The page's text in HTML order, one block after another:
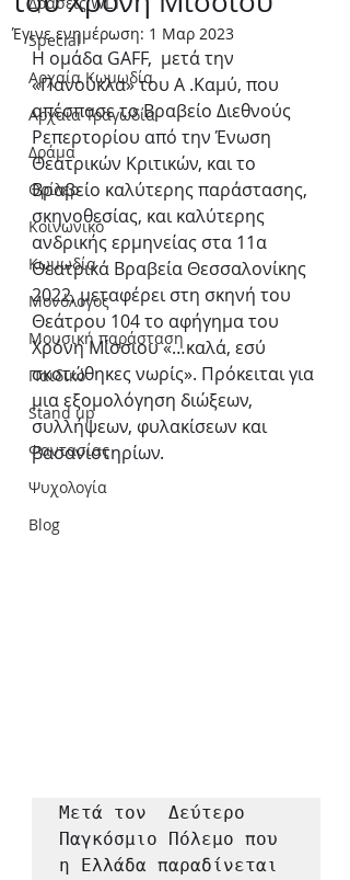
Special
Αρχαία Κωμωδία
Αρχαία Τραγωδία
Δράμα
Θρίλερ
Κοινωνικό
Κωμωδία
Μονόλογος
Μουσική παράσταση
Παιδικό
Stand up
Φαντασίας
Ψυχολογία
Blog
Έγινε ενημέρωση: 1 Μαρ 2023
Η ομάδα GAFF,  μετά την
«Πανούκλα» του Α .Καμύ, που
απέσπασε το Βραβείο Διεθνούς
Ρεπερτορίου από την Ένωση
Θεατρικών Κριτικών, και το
Βραβείο καλύτερης παράστασης,
σκηνοθεσίας, και καλύτερης
ανδρικής ερμηνείας στα 11α
Θεατρικά Βραβεία Θεσσαλονίκης
2022, μεταφέρει στη σκηνή του
Θεάτρου 104 το αφήγημα του
Χρόνη Μίσσιου «…καλά, εσύ
σκοτώθηκες νωρίς». Πρόκειται για
μια εξομολόγηση διώξεων,
συλλήψεων, φυλακίσεων και
βασανιστηρίων.
Μετά τον  Δεύτερο
Παγκόσμιο Πόλεμο που
η Ελλάδα παραδίνεται